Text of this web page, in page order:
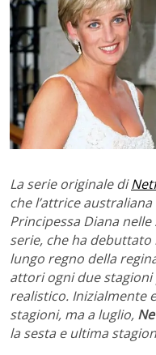
La serie originale di
che l’attrice australiana
Principessa Diana
serie, che ha debuttato
lungo regno della
attori ogni due
realistico. Inizialmente
stagioni, ma a luglio,
la sesta e ultima